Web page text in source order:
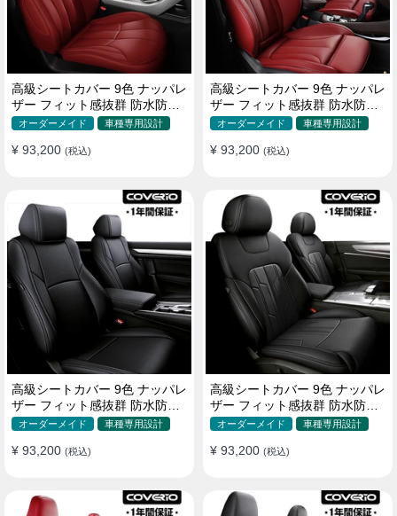
高級シートカバー 9色 ナッパレ
ザー フィット感抜群 防水防汚
オーダーメイド 全席セット
オーダーメイド 車種専用設計
¥ 93,200 (税込)
高級シートカバー 9色 ナッパレ
ザー フィット感抜群 防水防汚
オーダーメイド 全席セット
オーダーメイド 車種専用設計
¥ 93,200 (税込)
高級シートカバー 9色 ナッパレ
ザー フィット感抜群 防水防汚
オーダーメイド 全席セット
オーダーメイド 車種専用設計
¥ 93,200 (税込)
高級シートカバー 9色 ナッパレ
ザー フィット感抜群 防水防汚
オーダーメイド 全席セット
オーダーメイド 車種専用設計
¥ 93,200 (税込)